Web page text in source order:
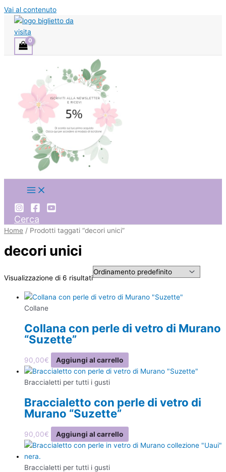
Vai al contenuto
Cerca
Home / Prodotti taggati “decori unici”
decori unici
Visualizzazione di 6 risultati
Collane
Collana con perle di vetro di Murano
“Suzette”
90,00€ Aggiungi al carrello
Braccialetti per tutti i gusti
Braccialetto con perle di vetro di
Murano “Suzette”
90,00€ Aggiungi al carrello
Braccialetti per tutti i gusti